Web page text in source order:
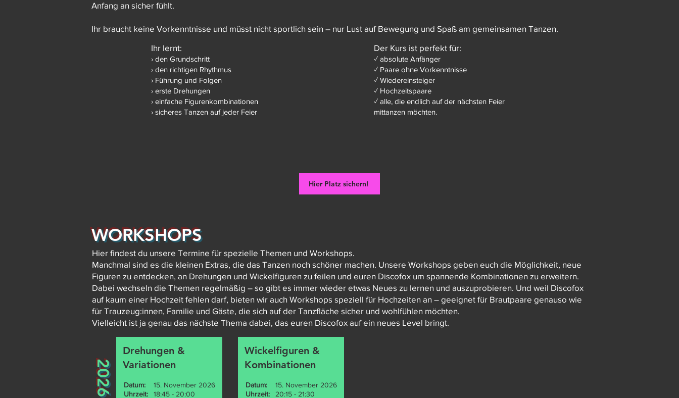
Anfang an sicher fühlt.
Ihr braucht keine Vorkenntnisse und müsst nicht sportlich sein – nur Lust auf Bewegung und Spaß am gemeinsamen Tanzen.
Ihr lernt:
› den Grundschritt
› den richtigen Rhythmus
› Führung und Folgen
› erste Drehungen
› einfache Figurenkombinationen
› sicheres Tanzen auf jeder Feier​
Der Kurs ist perfekt für:
✓ absolute Anfänger
✓ Paare ohne Vorkenntnisse
✓ Wiedereinsteiger
✓ Hochzeitspaare
✓ alle, die endlich auf der nächsten Feier
mittanzen möchten.​
Hier Platz sichern!
WORKSHOPS
Hier findest du unsere Termine für spezielle Themen und Workshops.
Manchmal sind es die kleinen Extras, die das Tanzen noch schöner machen. Unsere Workshops geben euch die Möglichkeit, neue
Figuren zu entdecken, an Drehungen und Wickelfiguren zu feilen und euren Discofox um spannende Kombinationen zu erweitern.
Dabei wechseln die Themen regelmäßig – so gibt es immer wieder etwas Neues zu lernen und auszuprobieren. Und weil Discofox
auf kaum einer Hochzeit fehlen darf, bieten wir auch Workshops speziell für Hochzeiten an – geeignet für Brautpaare genauso wie
für Trauzeug:innen, Familie und Gäste, die sich auf der Tanzfläche sicher und wohlfühlen möchten.
Vielleicht ist ja genau das nächste Thema dabei, das euren Discofox auf ein neues Level bringt.
2026
Drehungen &
Variationen
Datum:
Uhrzeit:
15. November 2026
18:45 - 20:00
Wickelfiguren &
Kombinationen
Datum:
Uhrzeit:
15. November 2026
20:15 - 21:30